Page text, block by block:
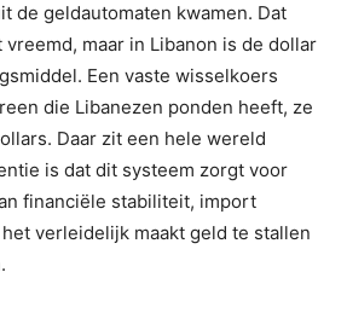
de geldautomaten kwamen. Dat
maar in Libanon is de dollar
Een vaste wisselkoers
die Libanezen ponden heeft, ze
Daar zit een hele wereld
is dat dit systeem zorgt voor
financiële stabiliteit, import
verleidelijk maakt geld te stallen